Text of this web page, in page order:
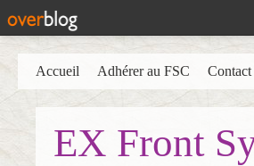
EX Front
Accueil Adhérer au FSC Contact